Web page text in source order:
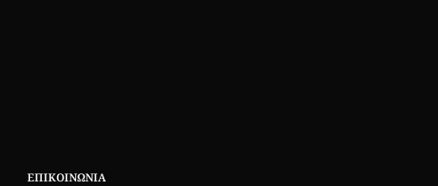
ΕΠΙΚΟΙΝΩΝΊΑ